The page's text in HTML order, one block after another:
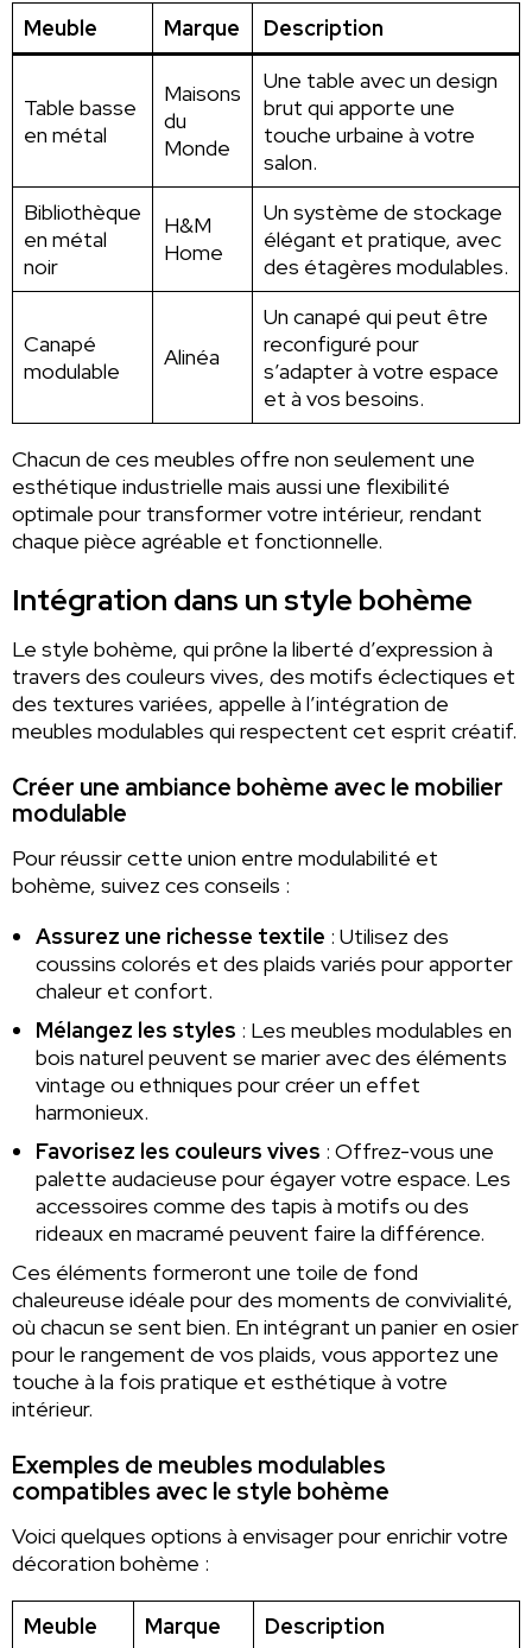
Meuble Marque Description
Table basse
en métal
Maisons
du
Monde
Une table avec un design
brut qui apporte une
touche urbaine à votre
salon.
Bibliothèque
en métal
noir
H&M
Home
Un système de stockage
élégant et pratique, avec
des étagères modulables.
Canapé
modulable
Alinéa
Un canapé qui peut être
reconfiguré pour
s’adapter à votre espace
et à vos besoins.
Chacun de ces meubles offre non seulement une
esthétique industrielle mais aussi une flexibilité
optimale pour transformer votre intérieur, rendant
chaque pièce agréable et fonctionnelle.
Intégration dans un style bohème
Le style bohème, qui prône la liberté d’expression à
travers des couleurs vives, des motifs éclectiques et
des textures variées, appelle à l’intégration de
meubles modulables qui respectent cet esprit créatif.
Créer une ambiance bohème avec le mobilier
modulable
Pour réussir cette union entre modulabilité et
bohème, suivez ces conseils :
Assurez une richesse textile : Utilisez des
coussins colorés et des plaids variés pour apporter
chaleur et confort.
Mélangez les styles : Les meubles modulables en
bois naturel peuvent se marier avec des éléments
vintage ou ethniques pour créer un effet
harmonieux.
Favorisez les couleurs vives : Offrez-vous une
palette audacieuse pour égayer votre espace. Les
accessoires comme des tapis à motifs ou des
rideaux en macramé peuvent faire la différence.
Ces éléments formeront une toile de fond
chaleureuse idéale pour des moments de convivialité,
où chacun se sent bien. En intégrant un panier en osier
pour le rangement de vos plaids, vous apportez une
touche à la fois pratique et esthétique à votre
intérieur.
Exemples de meubles modulables
compatibles avec le style bohème
Voici quelques options à envisager pour enrichir votre
décoration bohème :
Meuble Marque Description